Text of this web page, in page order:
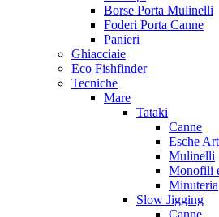
Borse Porta Mulinelli
Foderi Porta Canne
Panieri
Ghiacciaie
Eco Fishfinder
Tecniche
Mare
Tataki
Canne
Esche
Mulinelli
Monofili
Minuteria
Slow Jigging
Canne